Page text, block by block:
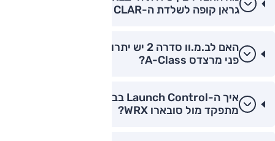
גראן קופה לשלדת ה-CLAR של הקופה?
האם לב.מ.וו סדרה 2 יש יתרון בבידוד רעשי רוח על
פני מרצדס A-Class?
מתפקד מול סובארו WRX?